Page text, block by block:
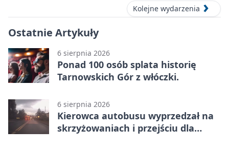
Kolejne wydarzenia
Ostatnie Artykuły
6 sierpnia 2026
Ponad 100 osób splata historię
Tarnowskich Gór z włóczki.
6 sierpnia 2026
Kierowca autobusu wyprzedzał na
skrzyżowaniach i przejściu dla